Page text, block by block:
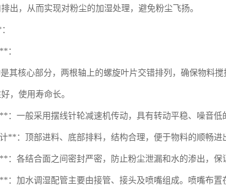
出，从而实现对粉尘的加湿处理，避免粉尘飞扬。
：
核心部分，两根轴上的螺旋叶片交错排列，确保物料搅
，使用寿命长。
一般采用摆线针轮减速机传动，具有转动平稳、噪音低
：顶部进料、底部排料，结构合理，便于物料的顺畅进
各结合面之间密封严密，防止粉尘泄漏和水的渗出，保
加水调湿配管主要由接管、接头及喷嘴组成。喷嘴布置